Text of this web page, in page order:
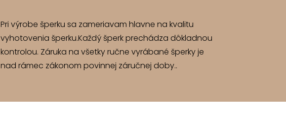
Pri výrobe šperku sa zameriavam hlavne na kvalitu
vyhotovenia šperku.Každý šperk prechádza dôkladnou
kontrolou. Záruka na všetky ručne vyrábané šperky je
nad rámec zákonom povinnej záručnej doby..